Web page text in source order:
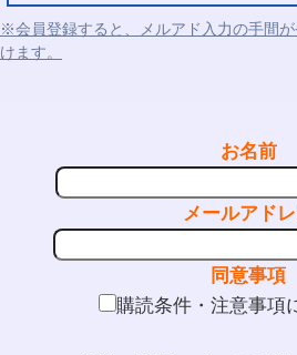
※会員登録すると、メルアド入力の手間
けます。
お名前
メールアド
同意事項
購読条件・注意事項